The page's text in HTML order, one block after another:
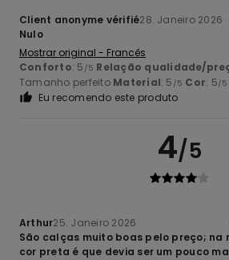
Client anonyme vérifié28. Janeiro 2026
Nulo
Mostrar original - Francês
Conforto: 5 /5 Relação qualidade/
Tamanho perfeito Material: 5 /5 Cor: 5/5
Eu recomendo este produto
4/5
Arthur25. Janeiro 2026
São calças muito boas pelo preço; na
cor preta é que devia ser um pouco